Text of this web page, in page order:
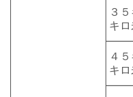
３
キ
４
キ